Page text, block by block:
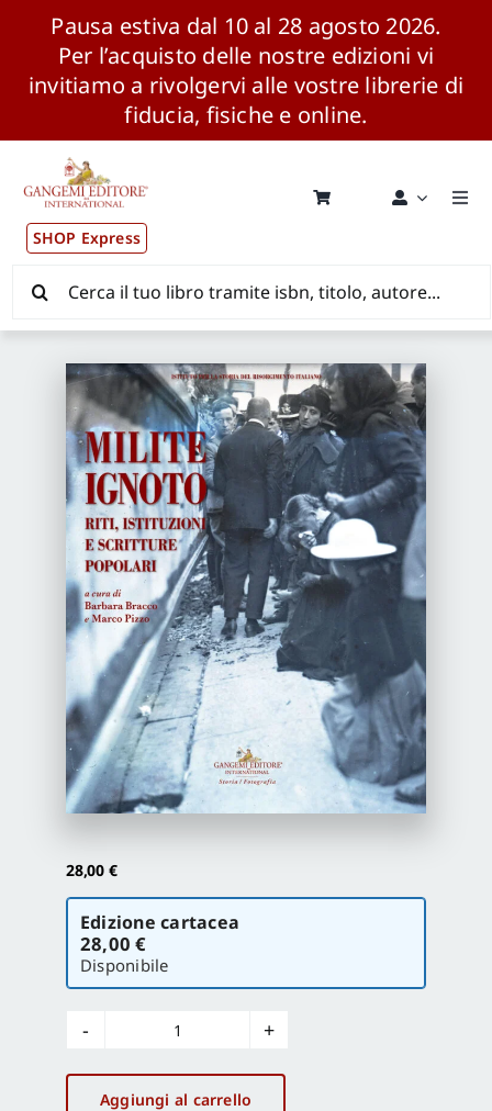
Pausa estiva dal 10 al 28 agosto 2026.
Per l’acquisto delle nostre edizioni vi
invitiamo a rivolgervi alle vostre librerie di
fiducia, fisiche e online.
contenuto
SHOP Express
Pubblicazioni
News ed Eventi
Distribuzione Wolrdwide
CONSIP / MEPA / ANVUR / CINECA
Newsletter
Proposte di pubblicazione
Gangemi Editore
per:
28,00 €
Scegli
versione
Edizione cartacea
28,00 €
Disponibile
Milite
Ignoto
quantità
Aggiungi al carrello